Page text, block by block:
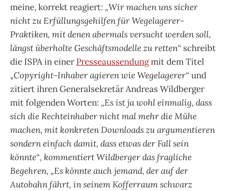
meine, korrekt reagiert: „Wir machen uns sicher
nicht zu Erfüllungsgehilfen für Wegelagerer-
Praktiken, mit denen abermals versucht werden soll,
längst überholte Geschäftsmodelle zu retten“ schreibt
die ISPA in einerPresseaussendungmit dem Titel
„Copyright-Inhaber agieren wie Wegelagerer“ und
zitiert ihren Generalsekretär Andreas Wildberger
mit folgenden Worten: „Es ist ja wohl einmalig, dass
sich die Rechteinhaber nicht mal mehr die Mühe
machen, mit konkreten Downloads zu argumentieren
sondern einfach damit, dass etwas der Fall sein
könnte“, kommentiert Wildberger das fragliche
Begehren, „Es könnte auch jemand, der auf der
Autobahn fährt, in seinem Kofferraum schwarz